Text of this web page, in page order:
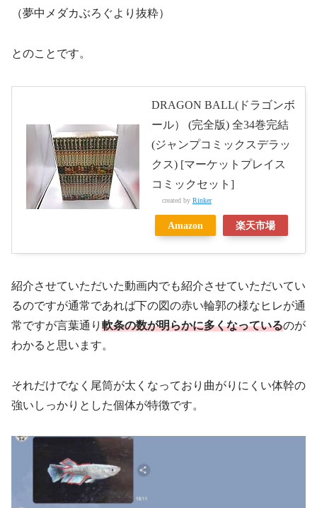
（夢中メダカぶろぐより抜粋）
とのことです。
DRAGON BALL(ドラゴンボ
ール） (完全版) 全34巻完結
(ジャンプコミックスデラッ
クス) [マーケットプレイス
コミックセット]
created by Rinker
Amazon 楽天市場
紹介させていただいた動画内でも紹介させていただいてい
るのですが通常であれば下の図の赤い輪郭の様なヒレが通
常ですが言葉通り 軟条の数が明らかに多くなっているのが
わかると思います。
それだけでなく尾筒が太くなっており曲がりにくい体幹の
強いしっかりとした個体が特徴です。